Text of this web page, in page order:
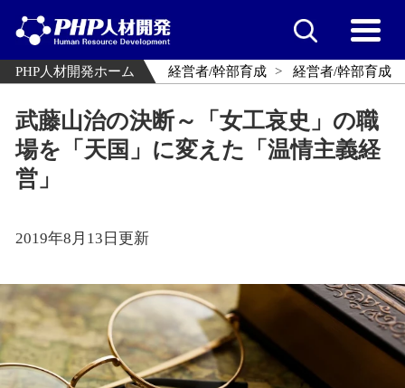
PHP人材開発ホーム 経営者/幹部育成 経営者/幹部育成
武藤山治の決断～「女工哀史」の職
場を「天国」に変えた「温情主義経
営」
2019年8月13日更新